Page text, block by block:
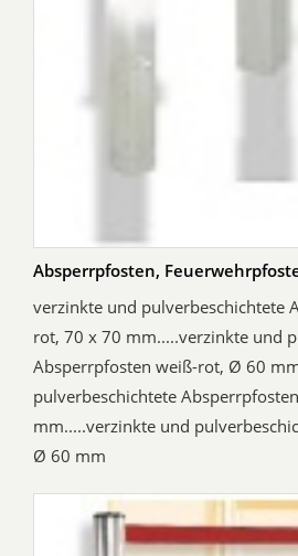
Absperrpfosten,
verzinkte und pulverbeschichtete
rot, 70 x 70 mm.....verzinkte und
Absperrpfosten weiß-rot, Ø 60
pulverbeschichtete
mm.....verzinkte und
Ø 60 mm